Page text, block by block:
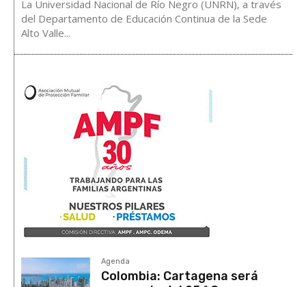
La Universidad Nacional de Río Negro (UNRN), a través
del Departamento de Educación Continua de la Sede
Alto Valle...
Agenda
Colombia: Cartagena será